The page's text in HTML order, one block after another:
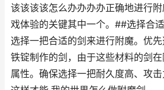
该该该该怎么办办办办正确地进行
戏体验的关键其中一个。##选择合
选择一把合适的剑来进行附魔。优
铁锭制作的剑，由于这些材料的剑
属性。确保选择一把耐久度高、攻击